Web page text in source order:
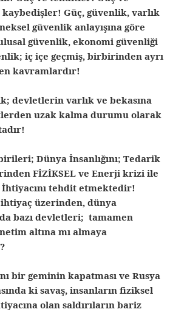
kaybedişler! Güç, güvenlik, varlık
güvenlik anlayışına göre
güvenlik, ekonomi güvenliği
iç içe geçmiş, birbirinden ayrı
kavramlardır!
devletlerin varlık ve bekasına
uzak kalma durumu olarak
Dünya İnsanlığını; Tedarik
FİZİKSEL ve Enerji krizi ile
İhtiyacını tehdit etmektedir!
üzerinden, dünya
da bazı devletleri; tamamen
altına mı almaya
bir geminin kapatması ve Rusya
ki savaş, insanların fiziksel
olan saldırıların bariz